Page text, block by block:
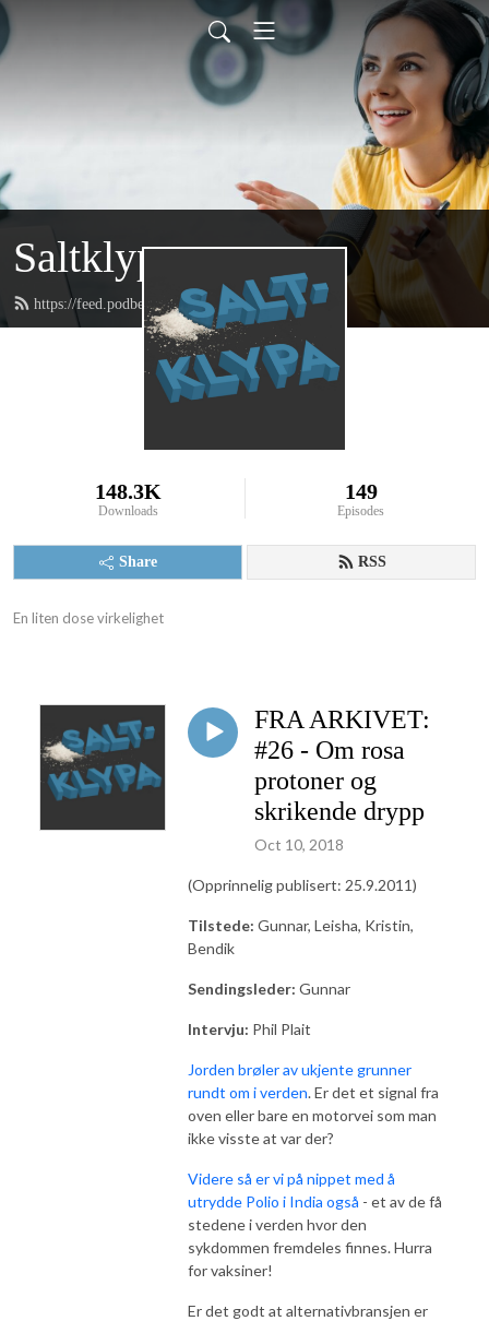
Saltklypa
https://feed.podbean.com/Saltklypa/feed.xml
148.3K
Downloads
149
Episodes
Share RSS
En liten dose virkelighet
FRA ARKIVET:
#26 - Om rosa
protoner og
skrikende drypp
Oct 10, 2018
(Opprinnelig publisert: 25.9.2011)
Tilstede: Gunnar, Leisha, Kristin,
Bendik
Sendingsleder: Gunnar
Intervju: Phil Plait
Jorden brøler av ukjente grunner
rundt om i verden. Er det et signal fra
oven eller bare en motorvei som man
ikke visste at var der?
Videre så er vi på nippet med å
utrydde Polio i India også - et av de få
stedene i verden hvor den
sykdommen fremdeles finnes. Hurra
for vaksiner!
Er det godt at alternativbransjen er